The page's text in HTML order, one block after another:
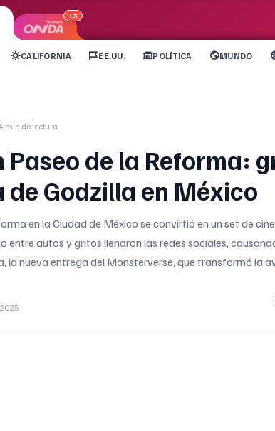
+3
CALIFORNIA EE.UU. POLÍTICA MUNDO
min de lectura
Paseo de la Reforma:
de Godzilla en México
en la Ciudad de México se convirtió en un set de
entre autos y gritos llenaron las redes sociales,
la nueva entrega del Monsterverse, que transformó la